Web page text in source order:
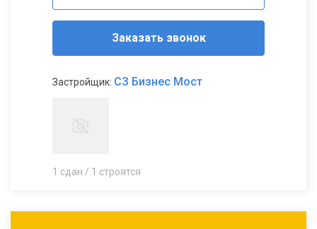
Заказать звонок
Застройщик: СЗ Бизнес Мост
1 сдан / 1 строятся